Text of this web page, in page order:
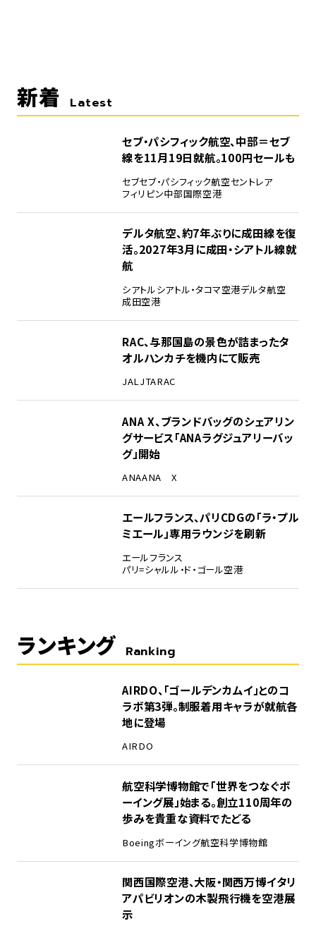
新着 Latest
セブ・パシフィック航空、中部＝セブ
線を11月19日就航。100円セールも
セブセブ・パシフィック航空セントレア
フィリピン中部国際空港
デルタ航空、約7年ぶりに成田線を復
活。2027年3月に成田・シアトル線就
航
シアトルシアトル・タコマ空港デルタ航空
成田空港
RAC、与那国島の景色が詰まったタ
オルハンカチを機内にて販売
JALJTARAC
ANA X、ブランドバッグのシェアリン
グサービス「ANAラグジュアリーバッ
グ」開始
ANAANA X
エールフランス、パリCDGの「ラ・プル
ミエール」専用ラウンジを刷新
エールフランス
パリ=シャルル・ド・ゴール空港
ランキング Ranking
AIRDO、「ゴールデンカムイ」とのコ
ラボ第3弾。制服着用キャラが就航各
地に登場
AIRDO
航空科学博物館で「世界をつなぐボ
ーイング展」始まる。創立110周年の
歩みを貴重な資料でたどる
Boeingボーイング航空科学博物館
関西国際空港、大阪・関西万博イタリ
アパビリオンの木製飛行機を空港展
示